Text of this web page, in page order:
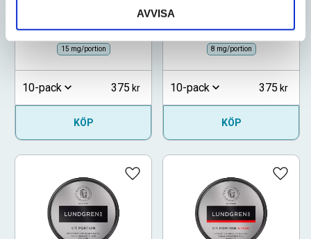
AVVISA
Lundgrens Skåne Stark
White Portion
15 mg/portion
10-pack 375
KÖP
Portion
8 mg/portion
10-pack 375
KÖP
Lägg till i favoriter Lägg